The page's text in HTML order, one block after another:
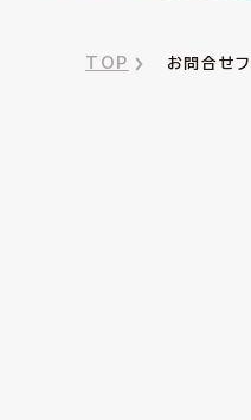
TOP お問合せ